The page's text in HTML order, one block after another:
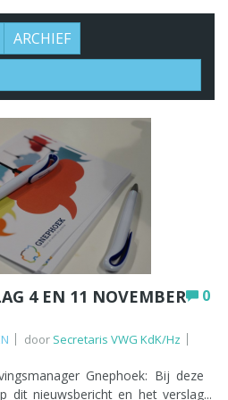
ARCHIEF
0
4 EN 11 NOVEMBER
door Secretaris VWG KdK/Hz
Gnephoek: Bij deze
dit nieuwsbericht en het verslag